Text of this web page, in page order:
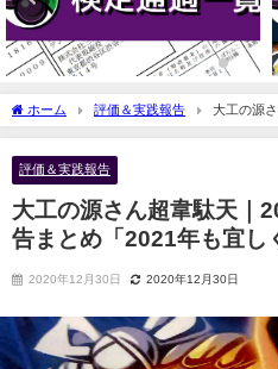
ホーム 評価＆実践報告
大工の源
まとめ「2021年も宜しく頼むぜぃ！」
評価＆実践報告
大工の源さん超韋駄天｜
告まとめ「2021年も宜し
2020年12月30日 2020年12月30日